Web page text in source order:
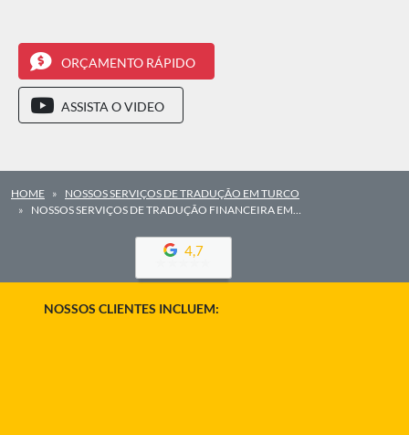
ORÇAMENTO RÁPIDO
ASSISTA O VIDEO
HOME
NOSSOS SERVIÇOS DE TRADUÇÃO EM TURCO
NOSSOS SERVIÇOS DE TRADUÇÃO FINANCEIRA EM…
4,7
NOSSOS CLIENTES INCLUEM: